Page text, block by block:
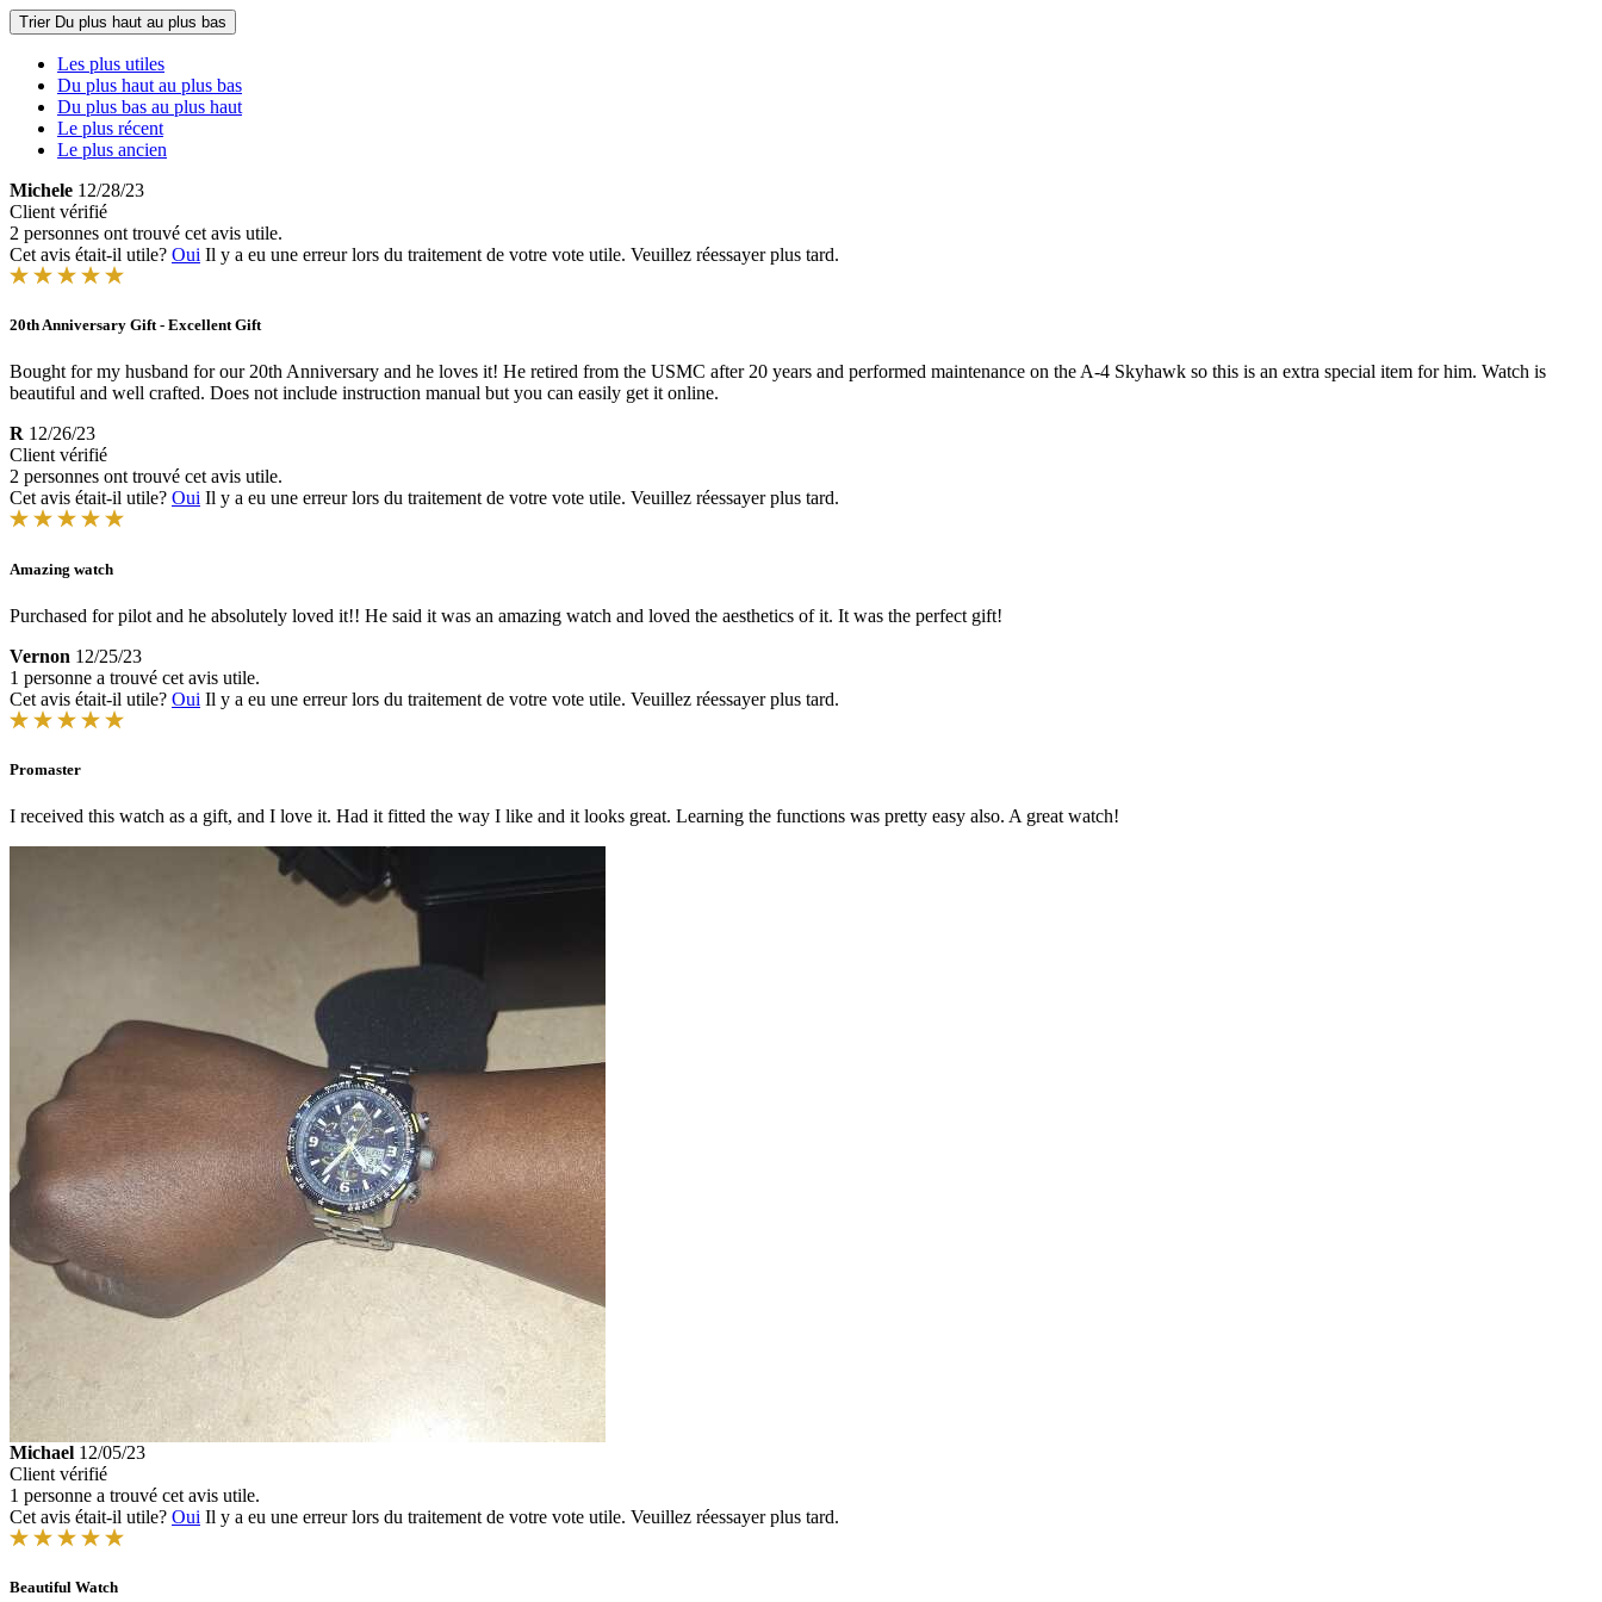
Trier Du plus haut au plus bas
Les plus utiles
Du plus haut au plus bas
Du plus bas au plus haut
Le plus récent
Le plus ancien
Michele 12/28/23
Client vérifié
2 personnes ont trouvé cet avis utile.
Cet avis était-il utile? Oui Il y a eu une erreur lors du traitement de votre vote utile. Veuillez réessayer plus tard.
20th Anniversary Gift - Excellent Gift
Bought for my husband for our 20th Anniversary and he loves it! He retired from the USMC after 20 years and performed maintenance on the A-4 Skyhawk so this is an extra special item for him. Watch is
beautiful and well crafted. Does not include instruction manual but you can easily get it online.
R 12/26/23
Client vérifié
2 personnes ont trouvé cet avis utile.
Cet avis était-il utile? Oui Il y a eu une erreur lors du traitement de votre vote utile. Veuillez réessayer plus tard.
Amazing watch
Purchased for pilot and he absolutely loved it!! He said it was an amazing watch and loved the aesthetics of it. It was the perfect gift!
Vernon 12/25/23
1 personne a trouvé cet avis utile.
Cet avis était-il utile? Oui Il y a eu une erreur lors du traitement de votre vote utile. Veuillez réessayer plus tard.
Promaster
I received this watch as a gift, and I love it. Had it fitted the way I like and it looks great. Learning the functions was pretty easy also. A great watch!
Michael 12/05/23
Client vérifié
1 personne a trouvé cet avis utile.
Cet avis était-il utile? Oui Il y a eu une erreur lors du traitement de votre vote utile. Veuillez réessayer plus tard.
Beautiful Watch